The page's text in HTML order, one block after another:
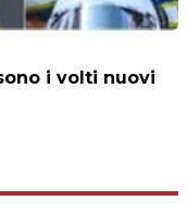
i volti nuovi